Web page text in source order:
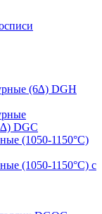
(6∆) DGH
DGC
(1050-1150°С)
(1050-1150°С) с